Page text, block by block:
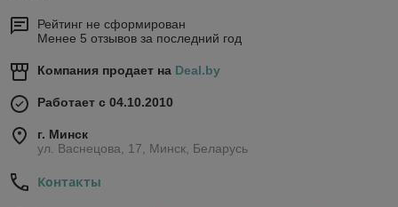
Рейтинг не сформирован
Менее 5 отзывов за последний год
Компания продает на Deal.by
Работает с 04.10.2010
г. Минск
ул. Васнецова, 17, Минск, Беларусь
Контакты